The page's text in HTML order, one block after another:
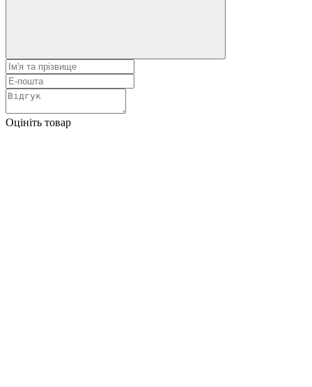
Оцініть товар